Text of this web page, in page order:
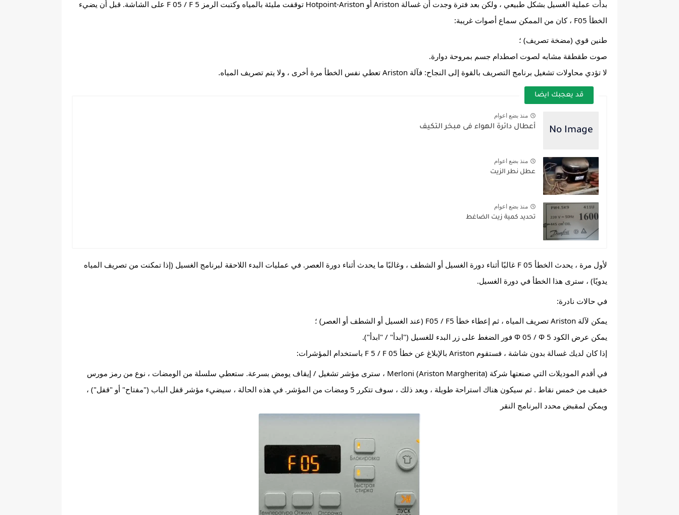
الخطأ F05 ، كان من الممكن سماع أصوات غريبة:
طنين قوي (مضخة تصريف) ؛
صوت طقطقة مشابه لصوت اصطدام جسم بمروحة دوارة.
لا تؤدي محاولات تشغيل برنامج التصريف بالقوة إلى النجاح: فآلة Ariston تعطي نفس الخطأ مرة أخرى ، ولا يتم تصريف المياه.
قد يعجبك ايضا
منذ بضع اعوام
أعطال دائرة الهواء فى مبخر التكيف
منذ بضع اعوام
عطل نطر الزيت
منذ بضع اعوام
تحديد كمية زيت الضاغط
يدويًا) ، سترى هذا الخطأ في دورة الغسيل.
في حالات نادرة:
يمكن لآلة Ariston تصريف المياه ، ثم إعطاء خطأ F05 / F5 (عند الغسيل أو الشطف أو العصر) ؛
يمكن عرض الكود Ф 05 / Ф 5 فور الضغط على زر البدء للغسيل ("ابدأ" / "ابدأ").
إذا كان لديك غسالة بدون شاشة ، فستقوم Ariston بالإبلاغ عن خطأ F 5 / F 05 باستخدام المؤشرات:
ويمكن لمقبض محدد البرنامج النقر